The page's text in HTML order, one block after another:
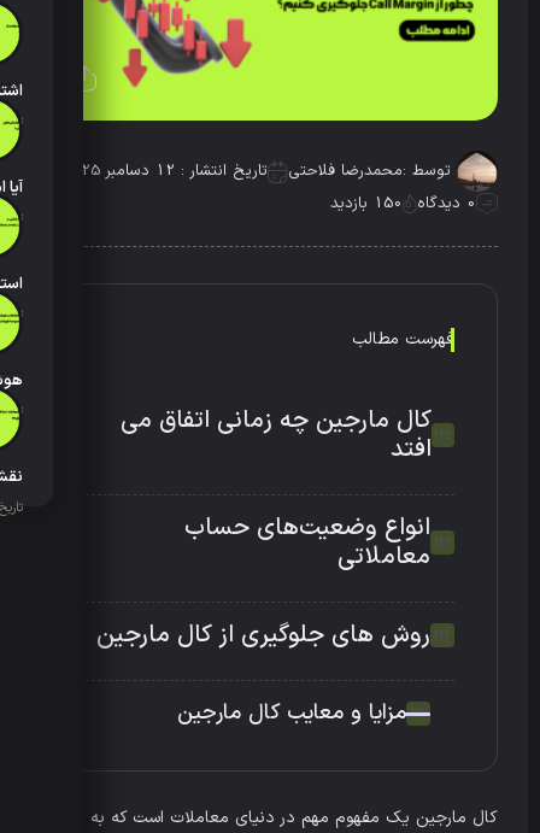
تاریخ
تاریخ
تاریخ
تاریخ
تاریخ
توسط :محمدرضا فلاحتی
تاریخ انتشار : 12 دسامبر 2025
0 دیدگاه
150 بازدید
فهرست مطالب
کال مارجین چه زمانی اتفاق می
افتد
انواع وضعیت‌های حساب
معاملاتی
روش های جلوگیری از کال مارجین
مزایا و معایب کال مارجین
کال مارجین یک مفهوم مهم در دنیای معاملات است که به معنای